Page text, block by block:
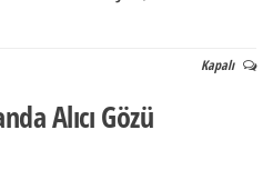
Kapalı
Alıcı Gözü